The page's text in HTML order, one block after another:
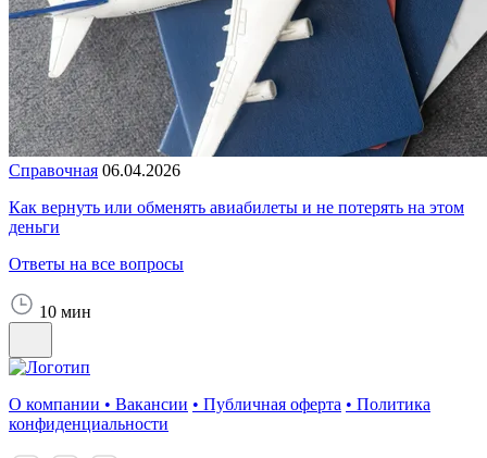
Справочная 06.04.2026
Как вернуть или обменять авиабилеты и не потерять на этом
деньги
Ответы на все вопросы
10 мин
О компании • Вакансии • Публичная оферта • Политика
конфиденциальности